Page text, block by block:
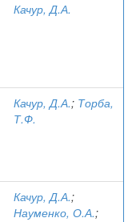
Качур, Д.А.
Качур, Д.А.; Торба,
Т.Ф.
Качур, Д.А.;
Науменко, О.А.;